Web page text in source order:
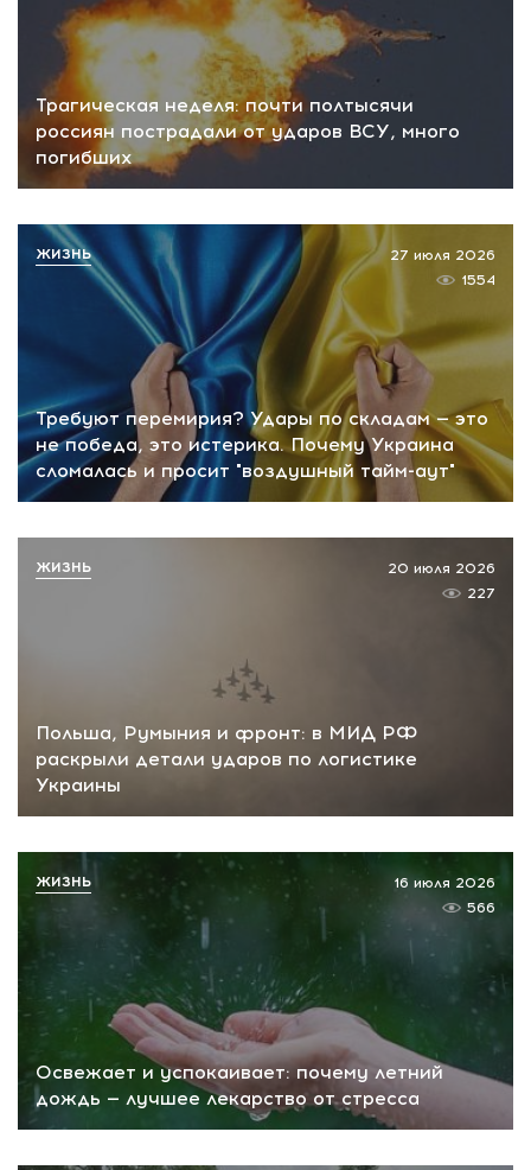
Трагическая неделя: почти полтысячи
россиян пострадали от ударов ВСУ, много
погибших
Требуют перемирия? Удары по складам — это
не победа, это истерика. Почему Украина
сломалась и просит "воздушный тайм-аут"
27 июля 2026
1554
ЖИЗНЬ
Польша, Румыния и фронт: в МИД РФ
раскрыли детали ударов по логистике
Украины
20 июля 2026
227
ЖИЗНЬ
Освежает и успокаивает: почему летний
дождь — лучшее лекарство от стресса
16 июля 2026
566
ЖИЗНЬ